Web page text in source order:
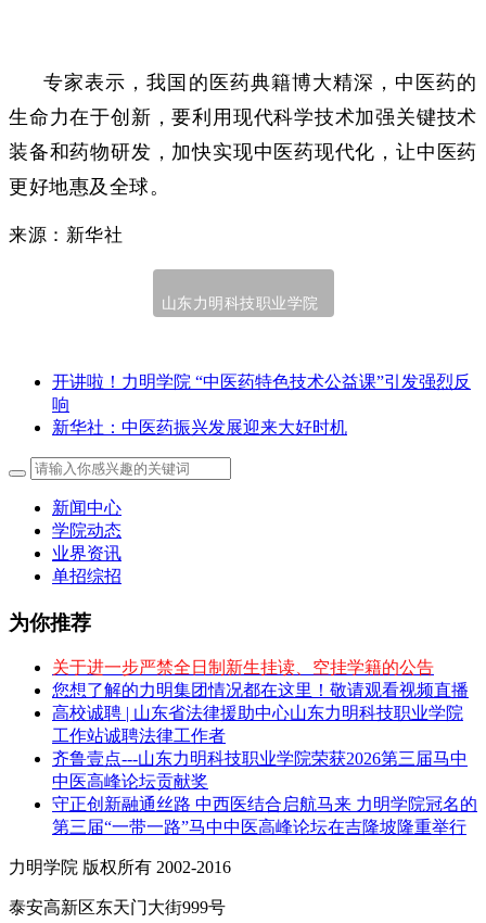
专家表示，我国的医药典籍博大精深，中医药的
生命力在于创新，要利用现代科学技术加强关键技术
装备和药物研发，加快实现中医药现代化，让中医药
更好地惠及全球。
来源：新华社
山东力明科技职业学院
开讲啦！力明学院 “中医药特色技术公益课”引发强烈反
响
新华社：中医药振兴发展迎来大好时机
新闻中心
学院动态
业界资讯
单招综招
为你推荐
关于进一步严禁全日制新生挂读、空挂学籍的公告
您想了解的力明集团情况都在这里！敬请观看视频直播
高校诚聘 | 山东省法律援助中心山东力明科技职业学院
工作站诚聘法律工作者
齐鲁壹点---山东力明科技职业学院荣获2026第三届马中
中医高峰论坛贡献奖
守正创新融通丝路 中西医结合启航马来 力明学院冠名的
第三届“一带一路”马中中医高峰论坛在吉隆坡隆重举行
力明学院 版权所有 2002-2016
泰安高新区东天门大街999号